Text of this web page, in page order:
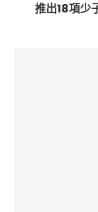
推出18項少